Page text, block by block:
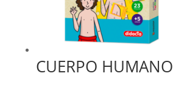
CUERPO HUMANO